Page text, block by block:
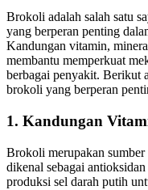
Brokoli adalah salah satu
yang berperan penting
Kandungan vitamin,
membantu memperkuat
berbagai penyakit. Berikut
brokoli yang berperan
1. Kandungan
Brokoli merupakan
dikenal sebagai
produksi sel darah putih